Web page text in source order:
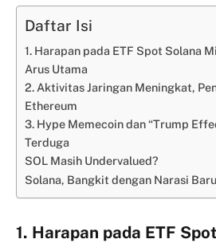
Daftar Isi
1. Harapan pada ETF Spot Solana
Arus Utama
2. Aktivitas Jaringan Meningkat,
Ethereum
3. Hype Memecoin dan “Trump
Terduga
SOL Masih Undervalued?
Solana, Bangkit dengan Narasi Baru
1. Harapan pada ETF